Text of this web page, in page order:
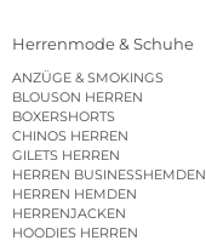
Herrenmode & Schuhe
ANZÜGE & SMOKINGS
BLOUSON HERREN
BOXERSHORTS
CHINOS HERREN
GILETS HERREN
HERREN BUSINESSHEMDEN
HERREN HEMDEN
HERRENJACKEN
HOODIES HERREN